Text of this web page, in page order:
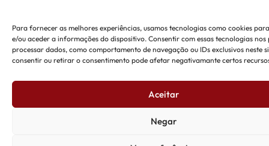
Para fornecer as melhores experiências, usamos tecnologias como cookies
e/ou aceder a informações do dispositivo. Consentir com essas tecnologias
processar dados, como comportamento de navegação ou IDs exclusivos neste
consentir ou retirar o consentimento pode afetar negativamante certos
Aceitar
Negar